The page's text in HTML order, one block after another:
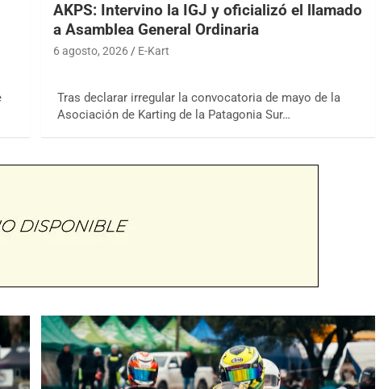
AKPS: Intervino la IGJ y oficializó el llamado
a Asamblea General Ordinaria
6 agosto, 2026 E-Kart
Tras declarar irregular la convocatoria de mayo de la
Asociación de Karting de la Patagonia Sur…